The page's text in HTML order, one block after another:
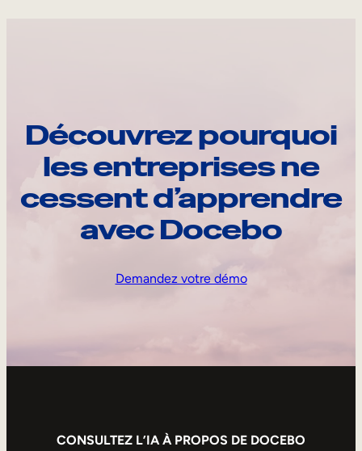
Découvrez pourquoi
les entreprises ne
cessent d’apprendre
avec Docebo
Demandez votre démo
CONSULTEZ L’IA À PROPOS DE DOCEBO